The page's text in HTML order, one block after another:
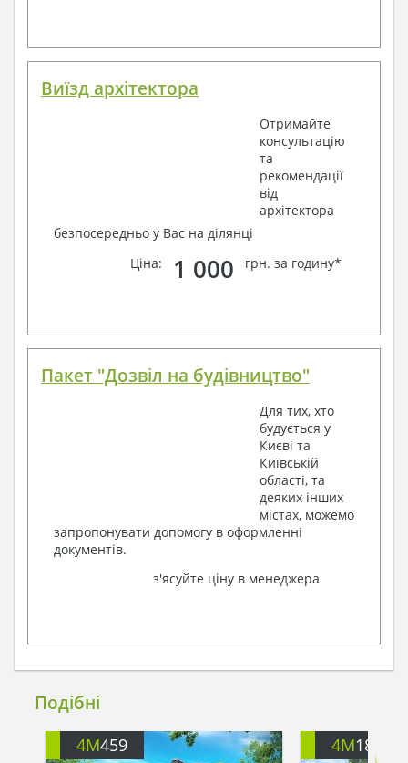
Виїзд архітектора
Отримайте
консультацію
та
рекомендації
від
архітектора
безпосередньо у Вас на ділянці
Ціна:
1 000 грн. за годину*
Пакет "Дозвіл на будівництво"
Для тих, хто
будується у
Києві та
Київській
області, та
деяких інших
містах, можемо
запропонувати допомогу в оформленні
документів.
з'ясуйте ціну в менеджера
Подібні
4M459 4M182